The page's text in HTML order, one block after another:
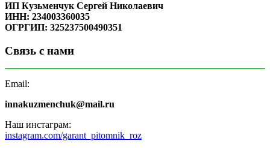
ИП Кузьменчук Сергей Николаевич
ИНН: 234003360035
ОГРГИП: 325237500490351
Связь с нами
Email:
innakuzmenchuk@mail.ru
Наш инстаграм:
instagram.com/garant_pitomnik_roz